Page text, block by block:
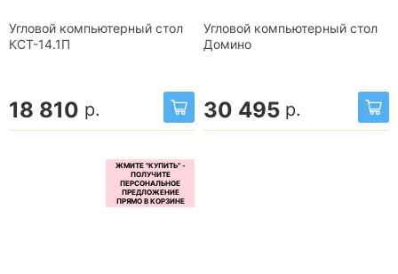
Угловой компьютерный стол
КСТ-14.1П
18 810 р.
Угловой компьютерный стол
Домино
30 495 р.